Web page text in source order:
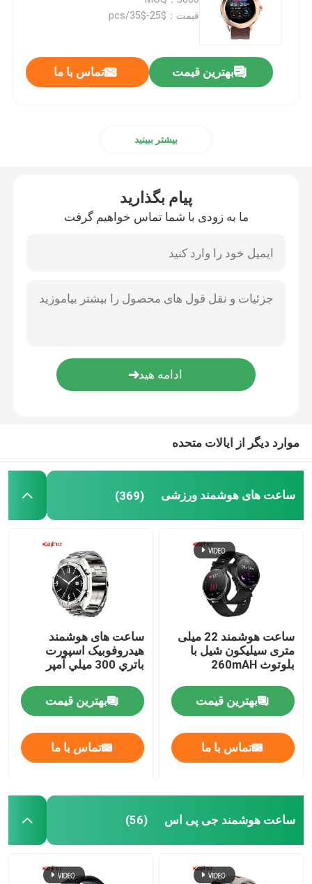
ساعت هوشمند 4G
تلفن ابر 4G
ساعت هوشمند ضد آب
ساعت هوشمند ضربان قلب
ساعت هوشمند فشار خون
ساعت هوشمند دمای بدن
ساعت هوشمند سیم کارت
ساعت هوشمند ردیابی تناسب اندام
ساعت هوشمند با صفحه لمسی
ساعت دستبند هوشمند
ساعت هوشمند مربع
قیمت：$25-$35/pcs
بهترین قیمت تماس با ما
بیشتر ببینید
پیام بگذارید
ما به زودی با شما تماس خواهیم گرفت
موارد دیگر از ایالات متحده
ساعت های هوشمند ورزشی (369)
ساعت هوشمند 22 میلی
متری سیلیکون شیل با
بلوتوث 260mAH
بهترین قیمت
تماس با ما
ساعت های هوشمند
هيدروفوبيک اسپورت
باتري 300 ميلي آمپر
بهترین قیمت
تماس با ما
ساعت هوشمند جی پی اس (56)